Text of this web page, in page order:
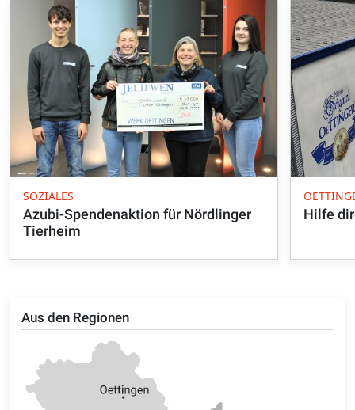
Aus den Regionen
SOZIALES
Azubi-Spendenaktion für Nördlinger
Tierheim
Hilfe